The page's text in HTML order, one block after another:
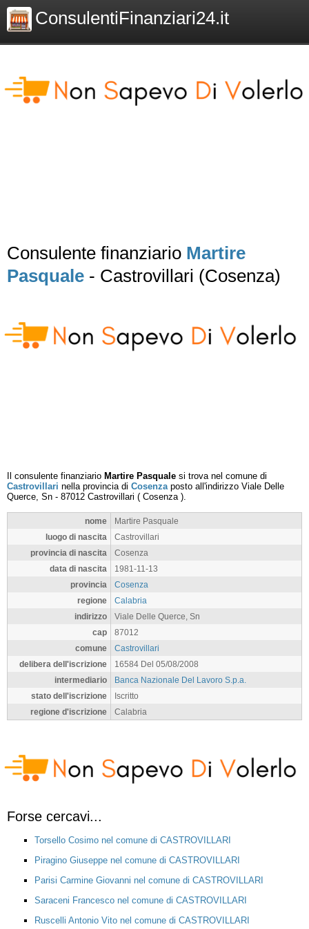
ConsulentiFinanziari24.it
Consulente finanziario Martire
Pasquale - Castrovillari (Cosenza)
Il consulente finanziario Martire Pasquale si trova nel comune di
Castrovillari nella provincia di Cosenzaposto all'indirizzo Viale Delle
Querce, Sn - 87012 Castrovillari ( Cosenza).
nome
Martire Pasquale
luogo di nascita
Castrovillari
provincia di nascita
Cosenza
data di nascita
1981-11-13
provincia
Cosenza
regione
Calabria
indirizzo
Viale Delle Querce, Sn
cap
87012
comune
Castrovillari
delibera dell'iscrizione
16584 Del 05/08/2008
intermediario
Banca Nazionale Del Lavoro S.p.a.
stato dell'iscrizione
Iscritto
regione d'iscrizione
Calabria
Forse cercavi...
Torsello Cosimo nel comune di CASTROVILLARI
Piragino Giuseppe nel comune di CASTROVILLARI
Parisi Carmine Giovanni nel comune di CASTROVILLARI
Saraceni Francesco nel comune di CASTROVILLARI
Ruscelli Antonio Vito nel comune di CASTROVILLARI